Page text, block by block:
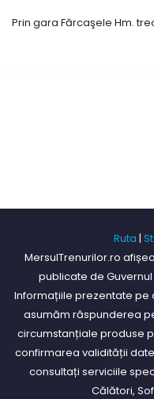
Prin gara Fărcaşele Hm.
Ruta |
MersulTrenurilor.ro
publicate de
Informațiile prezentate pe
asumăm răspunderea
circumstanțiale produse
confirmarea validității
consultați serviciile
Călători,